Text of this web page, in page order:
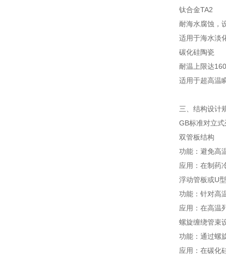
钛合金TA2
耐海水腐蚀，
适用于海水淡
碳化硅陶瓷
耐温上限达
适用于超高温
三、结构设计
GB标准对立
双管板结构
功能：避免高
应用：在制药
浮动管板或U
功能：针对高
应用：在高温
螺旋缠绕管束
功能：通过螺
应用：在碳化